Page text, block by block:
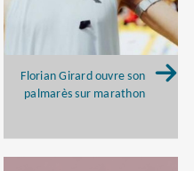
Florian Girard ouvre son
palmarès sur marathon